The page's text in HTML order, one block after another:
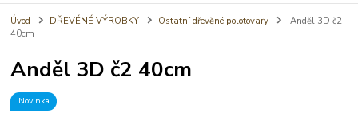
Úvod DŘEVÉNÉ VÝROBKY Ostatní dřevěné polotovary
Anděl 3D č2
40cm
Anděl 3D č2 40cm
Novinka